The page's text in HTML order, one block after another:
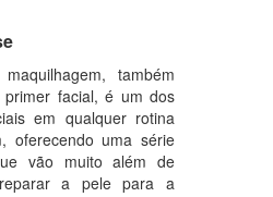
também
primer facial, é um dos
em qualquer rotina
oferecendo uma série
vão muito além de
a pele para a